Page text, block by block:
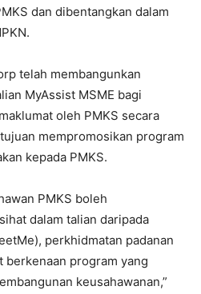
dan dibentangkan dalam
telah membangunkan
MyAssist MSME bagi
oleh PMKS secara
mempromosikan program
kepada PMKS.
PMKS boleh
dalam talian daripada
perkhidmatan padanan
berkenaan program yang
keusahawanan,”